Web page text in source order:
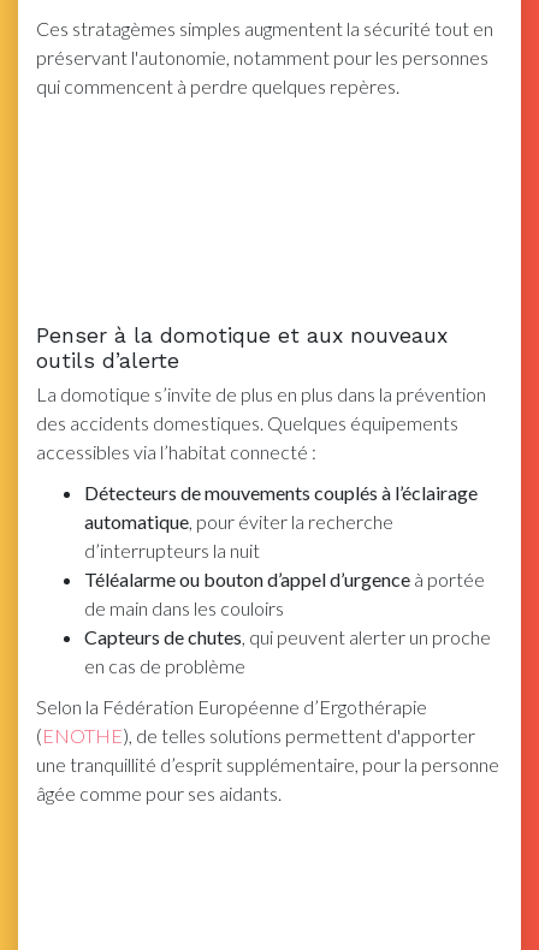
Ces stratagèmes simples augmentent la sécurité tout en
préservant l'autonomie, notamment pour les personnes
qui commencent à perdre quelques repères.
Penser à la domotique et aux nouveaux
outils d’alerte
La domotique s’invite de plus en plus dans la prévention
des accidents domestiques. Quelques équipements
accessibles via l’habitat connecté :
Détecteurs de mouvements couplés à l’éclairage
automatique, pour éviter la recherche
d’interrupteurs la nuit
Téléalarme ou bouton d’appel d’urgence à portée
de main dans les couloirs
Capteurs de chutes, qui peuvent alerter un proche
en cas de problème
Selon la Fédération Européenne d’Ergothérapie
(ENOTHE), de telles solutions permettent d'apporter
une tranquillité d’esprit supplémentaire, pour la personne
âgée comme pour ses aidants.